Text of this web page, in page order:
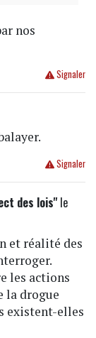
nos
Signaler
Signaler
des lois"le
et réalité des
les actions
la drogue
existent-elles